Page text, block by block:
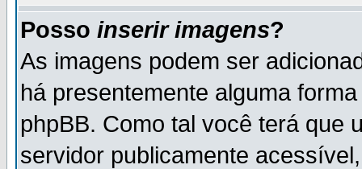
Posso inserir imagens?
As imagens podem ser
há presentemente alguma
phpBB. Como tal você terá que
servidor publicamente